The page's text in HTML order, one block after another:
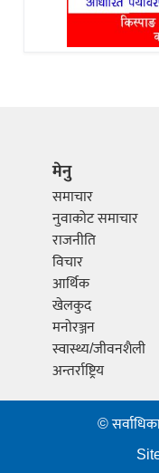
मेनु
समाचार
नुवाकोट समाचार
राजनीति
विचार
आर्थिक
खेलकुद
मनोरञ्जन
स्वास्थ्य/जीवनशैली
अन्तर्राष्ट्रिय
©